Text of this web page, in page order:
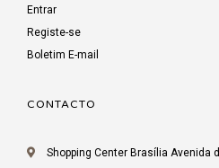
Entrar
Registe-se
Boletim E-mail
CONTACTO
Shopping Center Brasília Avenida